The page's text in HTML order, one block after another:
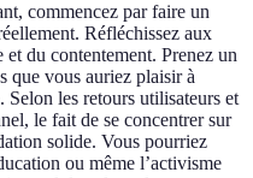
commencez par faire un
Réfléchissez aux
du contentement. Prenez un
que vous auriez plaisir à
Selon les retours utilisateurs et
le fait de se concentrer sur
solide. Vous pourriez
ou même l’activisme